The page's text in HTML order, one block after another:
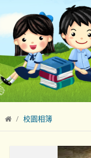
校園相簿